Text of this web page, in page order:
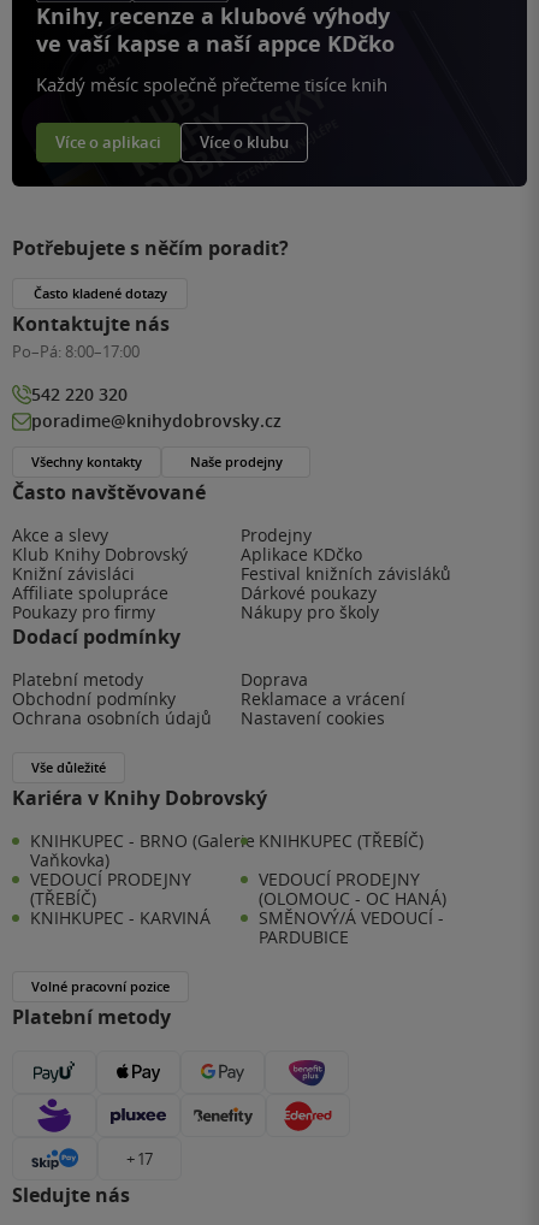
Knihy, recenze a klubové výhody
ve vaší kapse a naší appce KDčko
Každý měsíc společně přečteme tisíce knih
Více o aplikaci Více o klubu
Často navštěvované
Akce a slevy
Prodejny
Klub Knihy Dobrovský
Aplikace KDčko
Knižní závisláci
Festival knižních závisláků
Affiliate spolupráce
Dárkové poukazy
Poukazy pro firmy
Nákupy pro školy
Dodací podmínky
Platební metody
Doprava
Obchodní podmínky
Reklamace a vrácení
Ochrana osobních údajů
Nastavení cookies
Vše důležité
Kariéra v Knihy Dobrovský
KNIHKUPEC - BRNO (Galerie
Vaňkovka)
KNIHKUPEC (TŘEBÍČ)
VEDOUCÍ PRODEJNY
(TŘEBÍČ)
VEDOUCÍ PRODEJNY
(OLOMOUC - OC HANÁ)
KNIHKUPEC - KARVINÁ
SMĚNOVÝ/Á VEDOUCÍ -
PARDUBICE
Volné pracovní pozice
Platební metody
+ 17
Sledujte nás
Potřebujete s něčím poradit?
Často kladené dotazy
Kontaktujte nás
Po–Pá: 8:00–17:00
542 220 320
poradime@knihydobrovsky.cz
Všechny kontakty Naše prodejny